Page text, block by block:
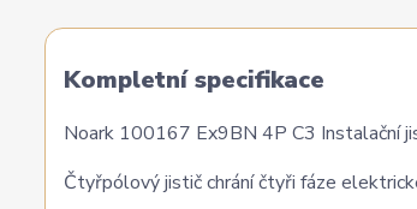
Kompletní specifikace
Noark 100167 Ex9BN 4P C3 Instalační
Čtyřpólový jistič chrání čtyři fáze